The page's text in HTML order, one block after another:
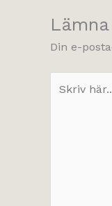
Din e-
här..